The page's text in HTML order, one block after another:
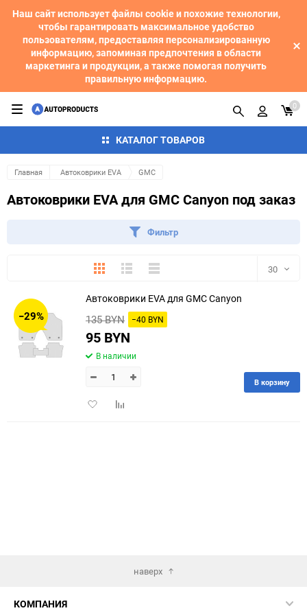
Наш сайт использует файлы cookie и похожие технологии,
чтобы гарантировать максимальное удобство
пользователям, предоставляя персонализированную
информацию, запоминая предпочтения в области
маркетинга и продукции, а также помогая получить
правильную информацию.
КАТАЛОГ ТОВАРОВ
0
Главная Автоковрики EVA GMC
Автоковрики EVA для GMC Canyon под заказ
Фильтр
ПлиткаПодробноКомпактно 30
150
−29%
Автоковрики EVA для GMC Canyon
135 BYN −40 BYN
95 BYN
В наличии
ДобавитьДобавить
В корзину
наверх
КОМПАНИЯ